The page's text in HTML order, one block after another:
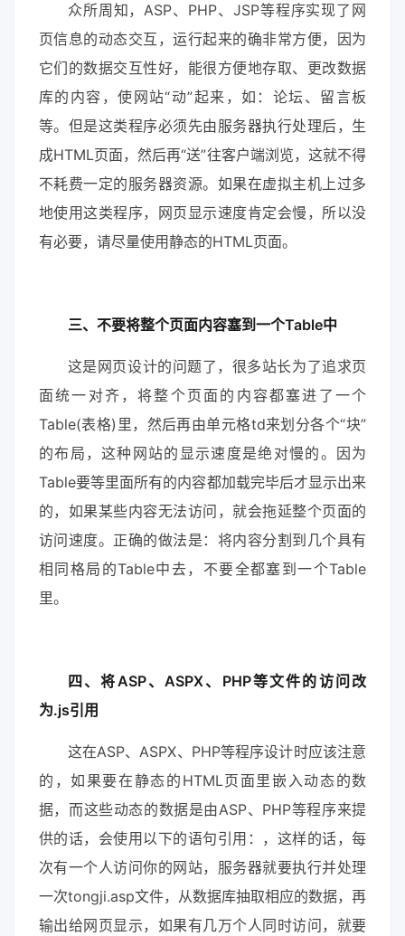
众所周知，ASP、PHP、JSP等程序实现了网
页信息的动态交互，运行起来的确非常方便，因为
它们的数据交互性好，能很方便地存取、更改数据
库的内容，使网站“动”起来，如：论坛、留言板
等。但是这类程序必须先由服务器执行处理后，生
成HTML页面，然后再“送”往客户端浏览，这就不得
不耗费一定的服务器资源。如果在虚拟主机上过多
地使用这类程序，网页显示速度肯定会慢，所以没
有必要，请尽量使用静态的HTML页面。
三、不要将整个页面内容塞到一个Table中
这是网页设计的问题了，很多站长为了追求页
面统一对齐，将整个页面的内容都塞进了一个
Table(表格)里，然后再由单元格td来划分各个“块”
的布局，这种网站的显示速度是绝对慢的。因为
Table要等里面所有的内容都加载完毕后才显示出来
的，如果某些内容无法访问，就会拖延整个页面的
访问速度。正确的做法是：将内容分割到几个具有
相同格局的Table中去，不要全都塞到一个Table
里。
四、将ASP、ASPX、PHP等文件的访问改
为.js引用
这在ASP、ASPX、PHP等程序设计时应该注意
的，如果要在静态的HTML页面里嵌入动态的数
据，而这些动态的数据是由ASP、PHP等程序来提
供的话，会使用以下的语句引用：，这样的话，每
次有一个人访问你的网站，服务器就要执行并处理
一次tongji.asp文件，从数据库抽取相应的数据，再
输出给网页显示，如果有几万个人同时访问，就要